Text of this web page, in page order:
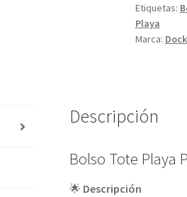
Etiquetas:
Playa
Marca:
Descripción
Bolso Tote Playa
🌟 Descripción